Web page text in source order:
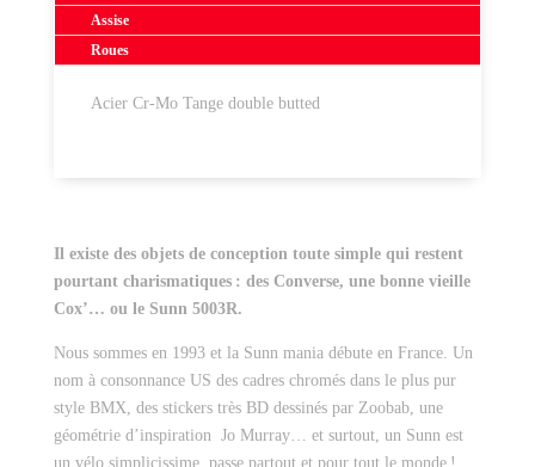
Assise
Roues
Acier Cr-Mo Tange double butted
Il existe des objets de conception toute simple qui restent
pourtant charismatiques : des Converse, une bonne vieille
Cox’… ou le Sunn 5003R.
Nous sommes en 1993 et la Sunn mania débute en France. Un
nom à consonnance US des cadres chromés dans le plus pur
style BMX, des stickers très BD dessinés par Zoobab, une
géométrie d’inspiration Jo Murray… et surtout, un Sunn est
un vélo simplicissime, passe partout et pour tout le monde !